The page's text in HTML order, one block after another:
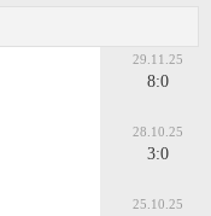
29.11.25
8:0
28.10.25
3:0
25.10.25